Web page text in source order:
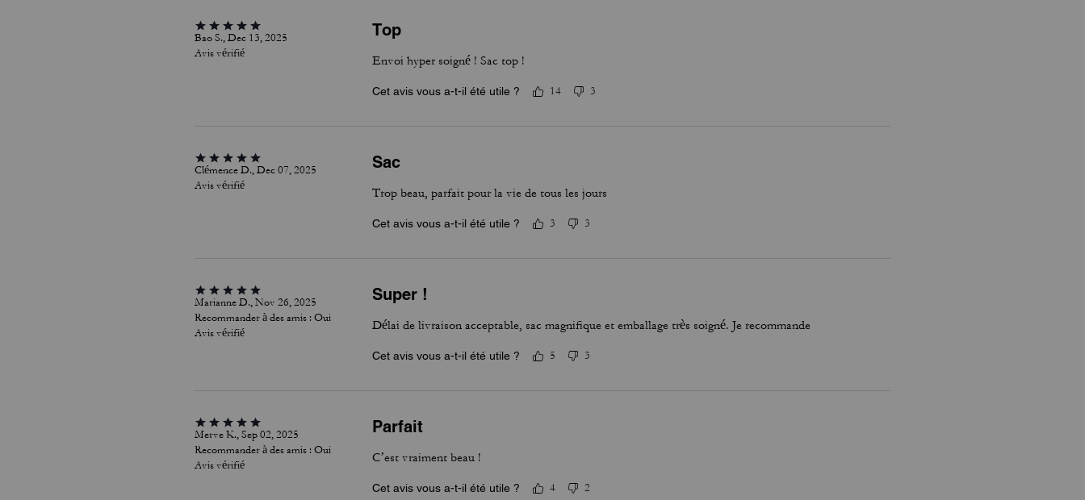
Bao S., Dec 13, 2025
Avis vérifié
Top
Envoi hyper soigné ! Sac top !
Cet avis vous a-t-il été utile ? 14 3
Clémence D., Dec 07, 2025
Avis vérifié
Sac
Trop beau, parfait pour la vie de tous les jours
Cet avis vous a-t-il été utile ? 3 3
Marianne D., Nov 26, 2025
Recommander à des amis : Oui
Avis vérifié
Super !
Délai de livraison acceptable, sac magnifique et emballage très soigné. Je recommande
Cet avis vous a-t-il été utile ? 5 3
Merve K., Sep 02, 2025
Recommander à des amis : Oui
Avis vérifié
Parfait
C’est vraiment beau !
Cet avis vous a-t-il été utile ? 4 2